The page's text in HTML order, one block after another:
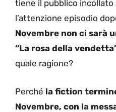
tiene il pubblico incollato
l’attenzione episodio
Novembre non ci sarà
“La rosa della
quale ragione?
Perché la fiction
Novembre, con la